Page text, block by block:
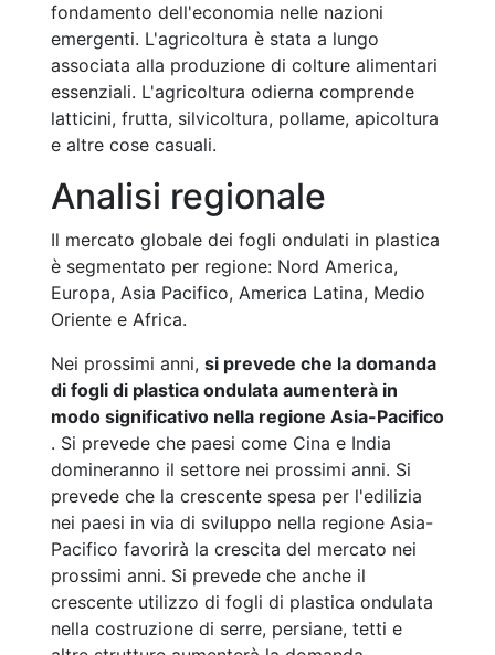
fondamento dell'economia nelle nazioni
emergenti. L'agricoltura è stata a lungo
associata alla produzione di colture alimentari
essenziali. L'agricoltura odierna comprende
latticini, frutta, silvicoltura, pollame, apicoltura
e altre cose casuali.
Analisi regionale
Il mercato globale dei fogli ondulati in plastica
è segmentato per regione: Nord America,
Europa, Asia Pacifico, America Latina, Medio
Oriente e Africa.
Nei prossimi anni, si prevede che la domanda
di fogli di plastica ondulata aumenterà in
modo significativo nella regione Asia-Pacifico
. Si prevede che paesi come Cina e India
domineranno il settore nei prossimi anni. Si
prevede che la crescente spesa per l'edilizia
nei paesi in via di sviluppo nella regione Asia-
Pacifico favorirà la crescita del mercato nei
prossimi anni. Si prevede che anche il
crescente utilizzo di fogli di plastica ondulata
nella costruzione di serre, persiane, tetti e